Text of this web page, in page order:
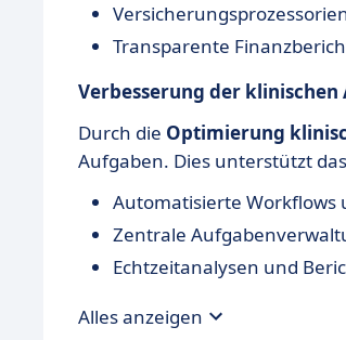
Transparente
Verbesserung der
Durch die Optimierung
Aufgaben. Dies unterstützt
Automatisierte Workflows
Zentrale
Echtzeitanalysen und
Alles anzeigen